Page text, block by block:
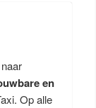
en
Op alle